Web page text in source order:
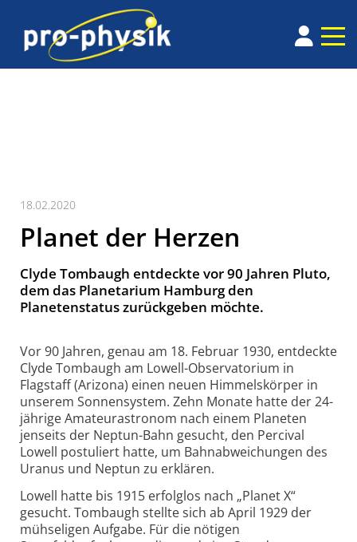
18.02.2020
Planet der Herzen
Clyde Tombaugh entdeckte vor 90 Jahren Pluto,
dem das Planetarium Hamburg den
Planetenstatus zurückgeben möchte.
Vor 90 Jahren, genau am 18. Februar 1930, entdeckte
Clyde Tombaugh am Lowell-Observatorium in
Flagstaff (Arizona) einen neuen Himmelskörper in
unserem Sonnensystem. Zehn Monate hatte der 24-
jährige Amateurastronom nach einem Planeten
jenseits der Neptun-Bahn gesucht, den Percival
Lowell postuliert hatte, um Bahnabweichungen des
Uranus und Neptun zu erklären.
Lowell hatte bis 1915 erfolglos nach „Planet X“
gesucht. Tombaugh stellte sich ab April 1929 der
mühseligen Aufgabe. Für die nötigen